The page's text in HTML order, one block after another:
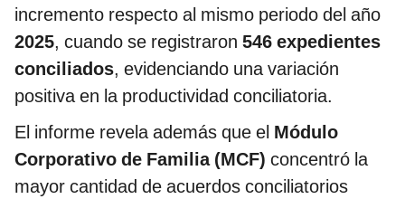
incremento respecto al mismo periodo del año
2025, cuando se registraron 546 expedientes
conciliados, evidenciando una variación
positiva en la productividad conciliatoria.
El informe revela además que el Módulo
Corporativo de Familia (MCF) concentró la
mayor cantidad de acuerdos conciliatorios